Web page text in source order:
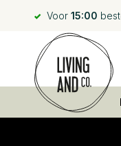
Voor 15:00